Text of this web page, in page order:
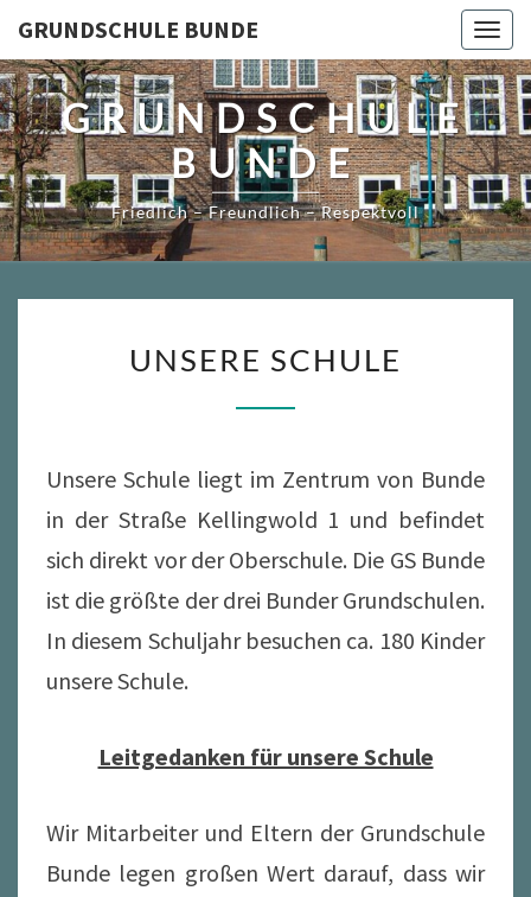
content
GRUNDSCHULE BUNDE
GRUNDSCHULE
BUNDE
Friedlich – Freundlich – Respektvoll
SCHULE
UNSERE SCHULE
Unsere Schule liegt im Zentrum von Bunde
in der Straße Kellingwold 1 und befindet
sich direkt vor der Oberschule. Die GS Bunde
ist die größte der drei Bunder Grundschulen.
In diesem Schuljahr besuchen ca. 180 Kinder
unsere Schule.
Leitgedanken für unsere Schule
Wir Mitarbeiter und Eltern der Grundschule
Bunde legen großen Wert darauf, dass wir